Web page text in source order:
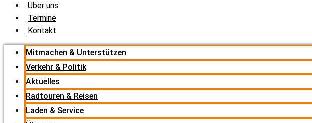
Über uns
Termine
Kontakt
Mitmachen & Unterstützen
Verkehr & Politik
Aktuelles
Radtouren & Reisen
Laden & Service